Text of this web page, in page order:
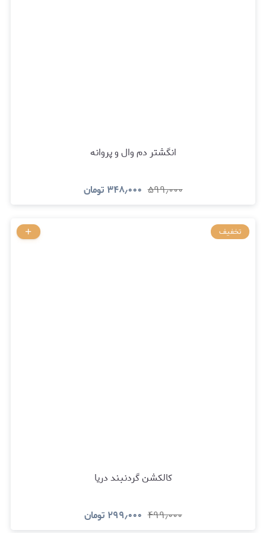
انگشتر دم وال و پروانه
۵۹۹٫۰۰۰ ۳۴۸٫۰۰۰ تومان
تخفیف
کالکشن گردنبند دریا
۴۹۹٫۰۰۰ ۲۹۹٫۰۰۰ تومان